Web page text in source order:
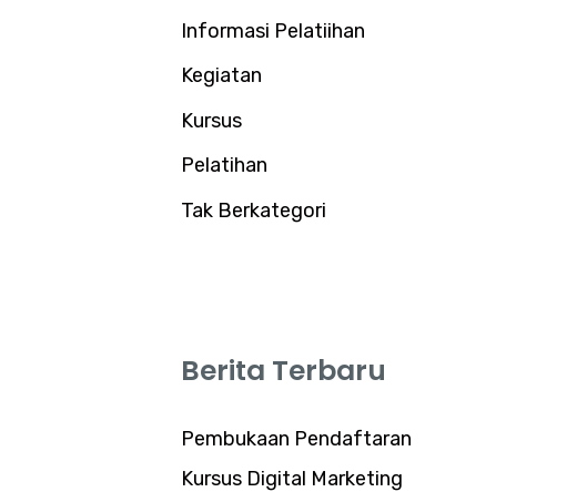
Informasi Pelatiihan
Kegiatan
Kursus
Pelatihan
Tak Berkategori
Berita Terbaru
Pembukaan Pendaftaran
Kursus Digital Marketing